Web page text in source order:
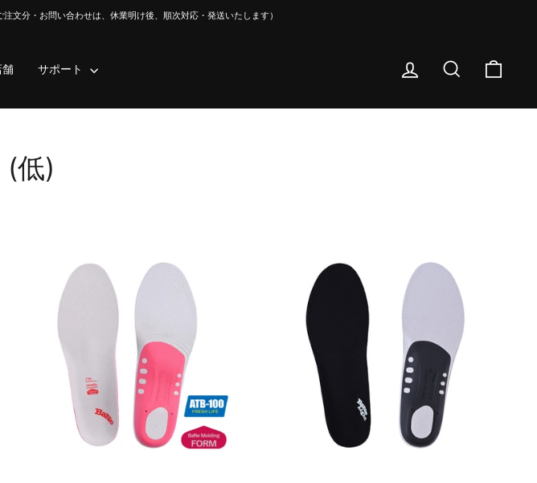
文分・お問い合わせは、休業明け後、順次対応・発送いたします）
舗 サポート ログイン
(低)